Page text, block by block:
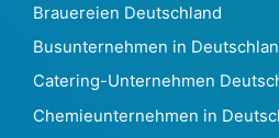
Estland 162.520
Äthiopien8.552
Falklandinseln35
Färöer1.007
Fidschi574
Brauereien Deutschland
Busunternehmen in
Catering-Unternehmen
Chemieunternehmen in